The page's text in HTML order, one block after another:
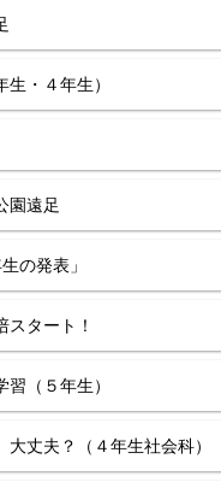
・４年生）
園遠足
の発表」
スタート！
（５年生）
大丈夫？（４年生社会科）